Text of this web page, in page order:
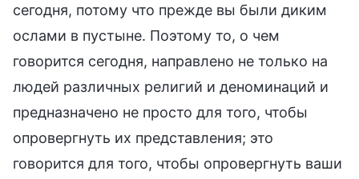
сегодня, потому что прежде вы были диким
ослами в пустыне. Поэтому то, о чем
говорится сегодня, направлено не только на
людей различных религий и деноминаций и
предназначено не просто для того, чтобы
опровергнуть их представления; это
говорится для того, чтобы опровергнуть ваши